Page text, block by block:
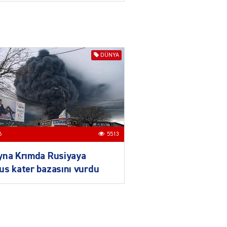
daha da möhkəmlənir
Prezident İlham Əliyevin
Qırğızıstana dövlət səfəri
münasibətlərdə yeni tarixi
mərhələ kimi dəyərləndirilir
03.08.2026
münasibətləri
bərabərhüquqlu
tərəfdaşlığa və yüksək
etimada söykənən
müttəfiqlik modelidir
DÜNYA
5513
Krımda Rusiyaya
kater bazasını vurdu